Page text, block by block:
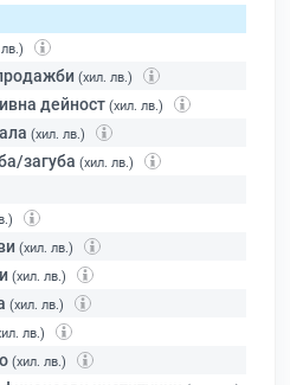
(хил. лв.)
дейност (хил. лв.)
(хил. лв.)
загуба (хил. лв.)
(хил. лв.)
(хил. лв.)
(хил. лв.)
лв.)
(хил. лв.)